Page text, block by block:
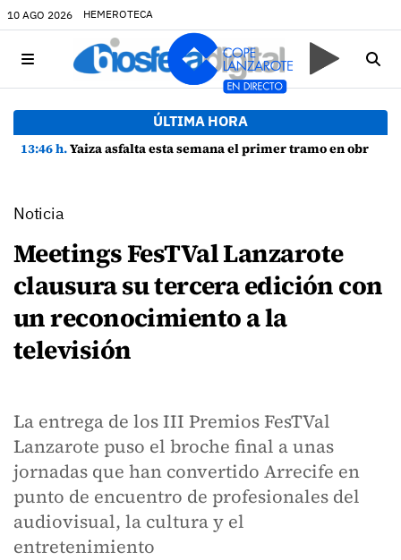
10 AGO 2026 HEMEROTECA
ÚLTIMA HORA
13:46 h.Yaiza asfalta esta semana el primer tramo en obras de la Avenida Papagayo con 65 nuevas plazas de aparcamiento
Noticia
Meetings FesTVal Lanzarote
clausura su tercera edición con
un reconocimiento a la
televisión
La entrega de los III Premios FesTVal
Lanzarote puso el broche final a unas
jornadas que han convertido Arrecife en
punto de encuentro de profesionales del
audiovisual, la cultura y el
entretenimiento